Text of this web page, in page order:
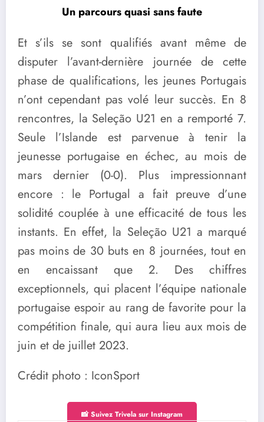
Un parcours quasi sans faute
Et s’ils se sont qualifiés avant même de
disputer l’avant-dernière journée de cette
phase de qualifications, les jeunes Portugais
n’ont cependant pas volé leur succès. En 8
rencontres, la Seleção U21 en a remporté 7.
Seule l’Islande est parvenue à tenir la
jeunesse portugaise en échec, au mois de
mars dernier (0-0). Plus impressionnant
encore : le Portugal a fait preuve d’une
solidité couplée à une efficacité de tous les
instants. En effet, la Seleção U21 a marqué
pas moins de 30 buts en 8 journées, tout en
en encaissant que 2. Des chiffres
exceptionnels, qui placent l’équipe nationale
portugaise espoir au rang de favorite pour la
compétition finale, qui aura lieu aux mois de
juin et de juillet 2023.
Crédit photo : IconSport
📸 Suivez Trivela sur Instagram